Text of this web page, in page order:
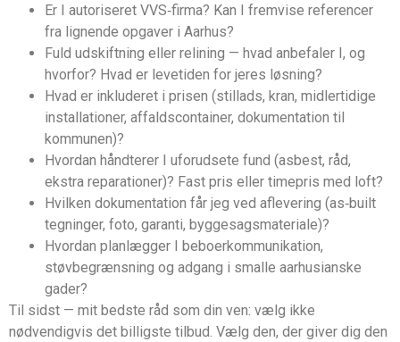
Er I autoriseret VVS‑firma? Kan I fremvise referencer
fra lignende opgaver i Aarhus?
Fuld udskiftning eller relining — hvad anbefaler I, og
hvorfor? Hvad er levetiden for jeres løsning?
Hvad er inkluderet i prisen (stillads, kran, midlertidige
installationer, affaldscontainer, dokumentation til
kommunen)?
Hvordan håndterer I uforudsete fund (asbest, råd,
ekstra reparationer)? Fast pris eller timepris med loft?
Hvilken dokumentation får jeg ved aflevering (as‑built
tegninger, foto, garanti, byggesagsmateriale)?
Hvordan planlægger I beboerkommunikation,
støvbegrænsning og adgang i smalle aarhusianske
gader?
Til sidst — mit bedste råd som din ven: vælg ikke
nødvendigvis det billigste tilbud. Vælg den, der giver dig den